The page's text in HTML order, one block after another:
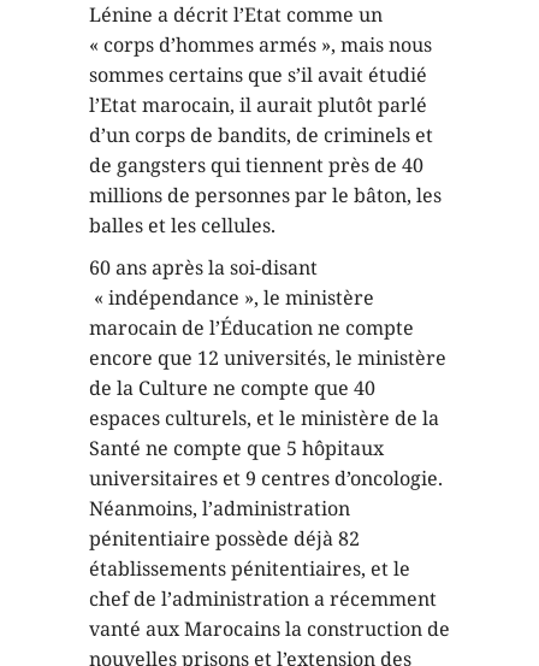
Lénine a décrit l’Etat comme un
« corps d’hommes armés », mais nous
sommes certains que s’il avait étudié
l’Etat marocain, il aurait plutôt parlé
d’un corps de bandits, de criminels et
de gangsters qui tiennent près de 40
millions de personnes par le bâton, les
balles et les cellules.
60 ans après la soi-disant
« indépendance », le ministère
marocain de l’Éducation ne compte
encore que 12 universités, le ministère
de la Culture ne compte que 40
espaces culturels, et le ministère de la
Santé ne compte que 5 hôpitaux
universitaires et 9 centres d’oncologie.
Néanmoins, l’administration
pénitentiaire possède déjà 82
établissements pénitentiaires, et le
chef de l’administration a récemment
vanté aux Marocains la construction de
nouvelles prisons et l’extension des